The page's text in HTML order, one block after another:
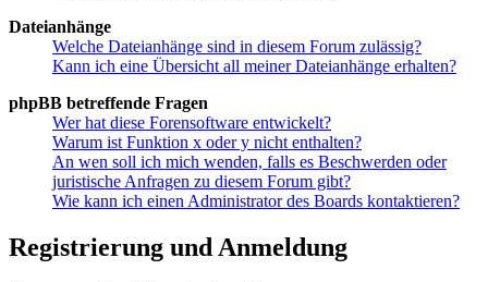
Dateianhänge
Welche Dateianhänge sind in diesem Forum zulässig?
Kann ich eine Übersicht all meiner Dateianhänge erhalten?
phpBB betreffende Fragen
Wer hat diese Forensoftware entwickelt?
Warum ist Funktion x oder y nicht enthalten?
An wen soll ich mich wenden, falls es Beschwerden oder
juristische Anfragen zu diesem Forum gibt?
Wie kann ich einen Administrator des Boards kontaktieren?
Registrierung und Anmeldung